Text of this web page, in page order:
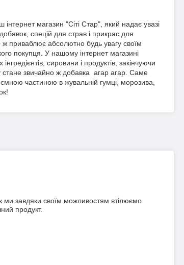
інтернет магазин "Сіті Стар", який надає увазі
добавок спецій для страв і прикрас для
ж приваблює абсолютно будь увагу своїм
покупця У нашому інтернет магазині
інгредієнтів сировини і продуктів закінчуючи
стане звичайно ж добавка агар агар Саме
частиною в жувальній гумці морозива
!
ми завдяки своїм можливостям втілюємо
продукт.